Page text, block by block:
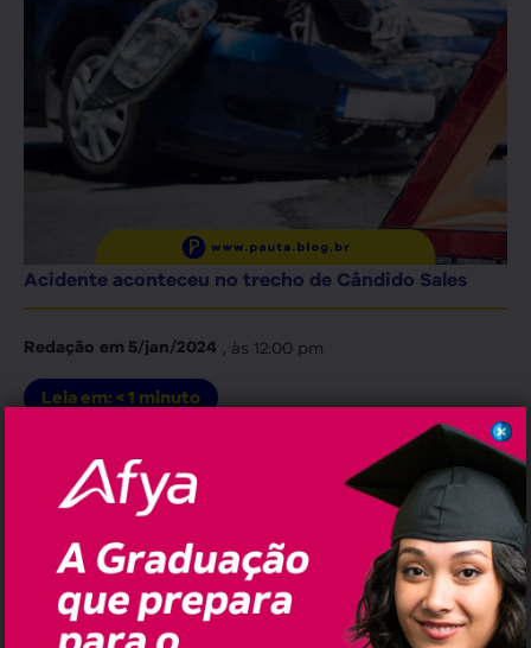
Acidente aconteceu no trecho de Cândido Sales
Redação em 5/jan/2024 , às 12:00 pm
Leia em: < 1 minuto
No final da manhã desta sexta-feira
(5.janeiro), um gravíssimo acidente
envolvendo um automóvel e uma carreta
deixou quatro pessoas mortas na BR-116,
trecho de Cândido Sales, na região
sudoeste da Bahia.